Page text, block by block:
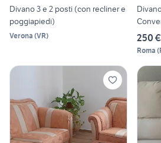
Divano 3 e 2 posti (con recliner e
poggiapiedi)
Verona (VR) 250 €
Roma (